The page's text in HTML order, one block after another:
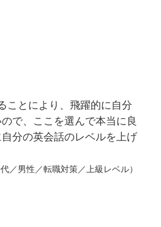
ことにより、飛躍的に自分
で、ここを選んで本当に良
分の英会話のレベルを上げ
／男性／転職対策／上級レベル）